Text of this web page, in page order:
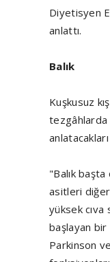
Diyetisyen
anlattı.
Balık
Kuşkusuz
tezgâhlarda
"Balık
asitleri diğer
yüksek
başlayan bir
Parkinson